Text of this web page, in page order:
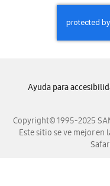
Copyright© 1995-2025
Este sitio se ve mejor en
Ayuda para